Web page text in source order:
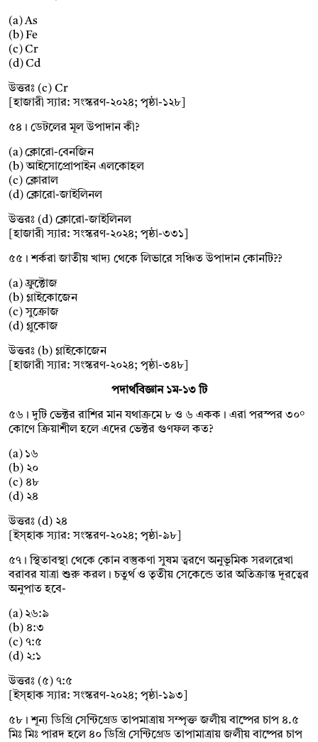
(a) As
(b) Fe
(c) Cr
(d) Cd
উত্তরঃ (c) Cr
[হাজারী স্যার: সংস্করণ-২০২৪; পৃষ্ঠা-১২৮]
৫৪। ডেটলের মূল উপাদান কী?
(a) ক্লোরো-বেনজিন
(b) আইসোপ্রোপাইন এলকোহল
(c) ক্লোরাল
(d) ক্লোরো-জাইলিনল
উত্তরঃ (d) ক্লোরো-জাইলিনল
[হাজারী স্যার: সংস্করণ-২০২৪; পৃষ্ঠা-৩৩১]
৫৫। শর্করা জাতীয় খাদ্য থেকে লিভারে সঞ্চিত উপাদান কোনটি??
(a) ফ্রুক্টোজ
(b) গ্লাইকোজেন
(c) সুক্রোজ
(d) গ্লুকোজ
উত্তরঃ (b) গ্লাইকোজেন
[হাজারী স্যার: সংস্করণ-২০২৪; পৃষ্ঠা-৩৪৮]
পদার্থবিজ্ঞান ১ম-১৩ টি
৫৬। দুটি ভেক্টর রাশির মান যথাক্রমে ৮ ও ৬ একক। এরা পরস্পর ৩০°
কোণে ক্রিয়াশীল হলে এদের ভেক্টর গুণফল কত?
(a) ১৬
(b) ২০
(c) ৪৮
(d) ২৪
উত্তরঃ (d) ২৪
[ইস্হাক স্যার: সংস্করণ-২০২৪; পৃষ্ঠা-৯৮]
৫৭। স্থিতাবস্থা থেকে কোন বস্তুকণা সুষম ত্বরণে অনুভূমিক সরলরেখা
বরাবর যাত্রা শুরু করল। চতুর্থ ও তৃতীয় সেকেন্ডে তার অতিক্রান্ত দূরত্বের
অনুপাত হবে-
(a) ২৬:৯
(b) ৪:৩
(c) ৭:৫
(d) ২:১
উত্তরঃ (৫) ৭:৫
[ইস্হাক স্যার: সংস্করণ-২০২৪; পৃষ্ঠা-১৯৩]
৫৮। শূন্য ডিগ্রি সেন্টিগ্রেড তাপমাত্রায় সম্পৃক্ত জলীয় বাষ্পের চাপ ৪.৫
মিঃ মিঃ পারদ হলে ৪০ ডিগ্রি সেন্টিগ্রেড তাপামাত্রায় জলীয় বাষ্পের চাপ